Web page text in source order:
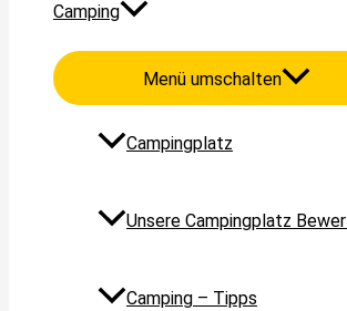
Camping
Menü umschalten
Campingplatz
Unsere Campingplatz
Camping – Tipps